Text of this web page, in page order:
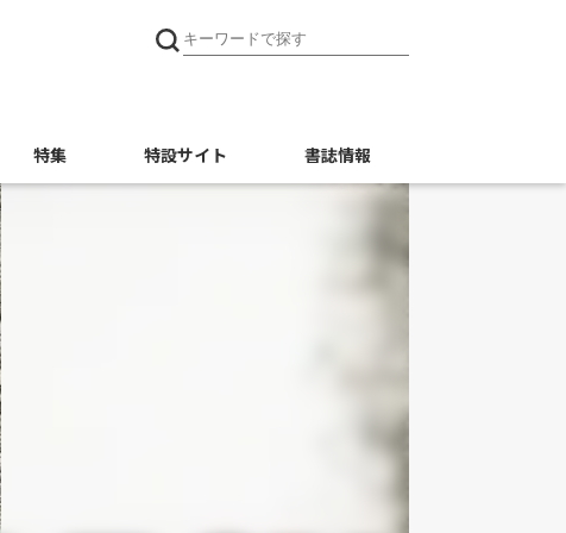
特集 特設サイト 書誌情報